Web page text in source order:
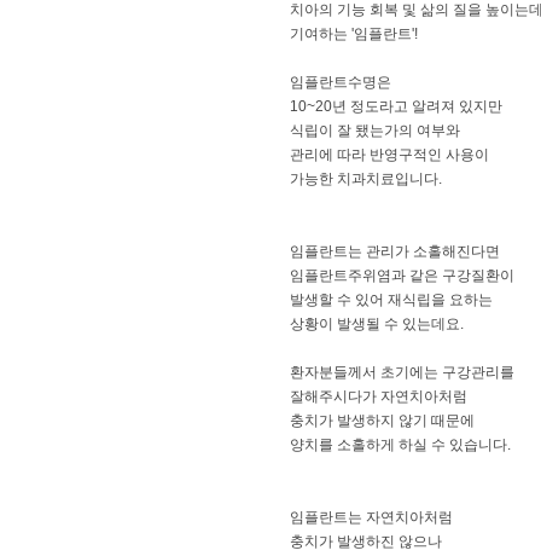
치아의 기능 회복 및 삶의 질을 높이는
기여하는 '임플란트'!
임플란트수명은
10~20년 정도라고 알려져 있지만
식립이 잘 됐는가의 여부와
관리에 따라 반영구적인 사용이
가능한 치과치료입니다.
임플란트는 관리가 소홀해진다면
임플란트주위염과 같은 구강질환이
발생할 수 있어 재식립을 요하는
상황이 발생될 수 있는데요.
환자분들께서 초기에는 구강관리를
잘해주시다가 자연치아처럼
충치가 발생하지 않기 때문에
양치를 소홀하게 하실 수 있습니다.
임플란트는 자연치아처럼
충치가 발생하진 않으나